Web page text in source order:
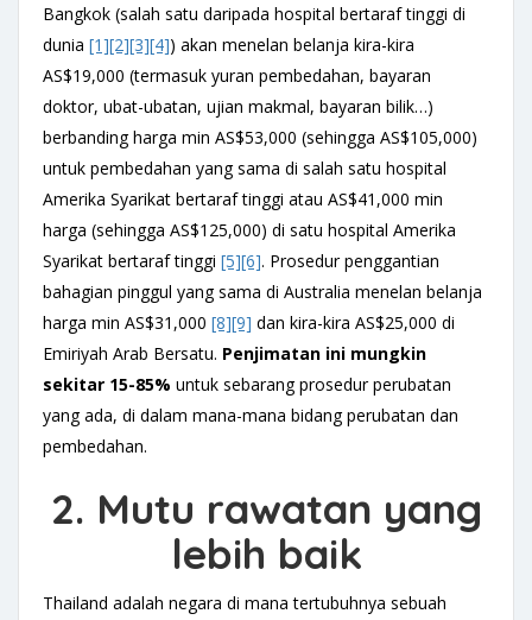
Bangkok (salah satu daripada hospital bertaraf tinggi di
dunia [1][2][3][4]) akan menelan belanja kira-kira
AS$19,000 (termasuk yuran pembedahan, bayaran
doktor, ubat-ubatan, ujian makmal, bayaran bilik…)
berbanding harga min AS$53,000 (sehingga AS$105,000)
untuk pembedahan yang sama di salah satu hospital
Amerika Syarikat bertaraf tinggi atau AS$41,000 min
harga (sehingga AS$125,000) di satu hospital Amerika
Syarikat bertaraf tinggi [5][6]. Prosedur penggantian
bahagian pinggul yang sama di Australia menelan belanja
harga min AS$31,000 [8][9] dan kira-kira AS$25,000 di
Emiriyah Arab Bersatu. Penjimatan ini mungkin
sekitar 15-85% untuk sebarang prosedur perubatan
yang ada, di dalam mana-mana bidang perubatan dan
pembedahan.
2. Mutu rawatan yang
lebih baik
Thailand adalah negara di mana tertubuhnya sebuah